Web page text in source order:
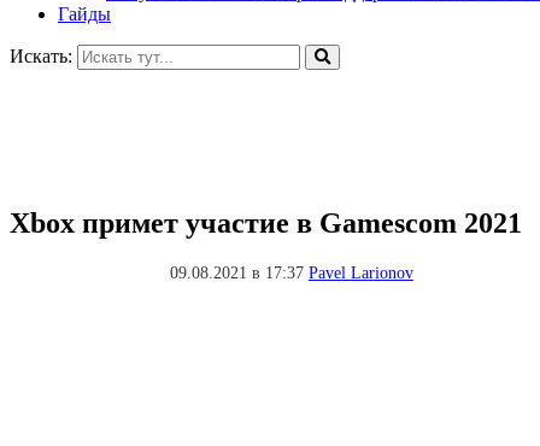
Гайды
Искать:
Xbox примет участие в Gamescom 2021
09.08.2021 в 17:37 Pavel Larionov